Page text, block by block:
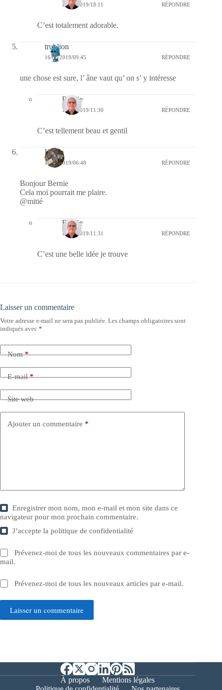
17/05/2019/18:11 RÉPONDRE
C’est totalement adorable.
trublion
16/05/2019/09:45 RÉPONDRE
une chose est sure, l’ âne vaut qu’ on s’ y intéresse
Bernie
16/05/2019/11:30 RÉPONDRE
C’est tellement beau et gentil
Kévin
16/05/2019/06:48 RÉPONDRE
Bonjour Bernie
Cela moi pourrait me plaire.
@mitié
Bernie
16/05/2019/11:31 RÉPONDRE
C’est une belle idée je trouve
Laisser un commentaire
Votre adresse e-mail ne sera pas publiée. Les champs obligatoires sont
indiqués avec *
Nom*
E-mail*
Site web
Ajouter un commentaire *
Enregistrer mon nom, mon e-mail et mon site dans ce
navigateur pour mon prochain commentaire.
J’accepte lapolitique de confidentialité
Prévenez-moi de tous les nouveaux commentaires par e-
mail.
Prévenez-moi de tous les nouveaux articles par e-mail.
Laisser un commentaire
À propos
Mentions légales